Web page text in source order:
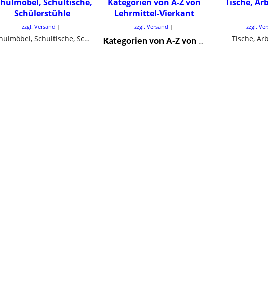
Schülerstühle
zzgl. Versand
Schulmöbel, Schultische, Schülerstühle
Lehrmittel-Vierkant
zzgl. Versand
Kategorien von A-Z von Lehrmittel-Vierkant
zzgl.
Tische,